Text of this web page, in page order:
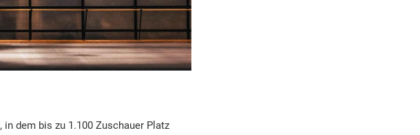
, in dem bis zu 1.100 Zuschauer Platz